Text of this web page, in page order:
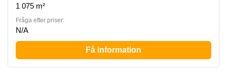
1 075 m²
Fråga efter priser:
N/A
Få information